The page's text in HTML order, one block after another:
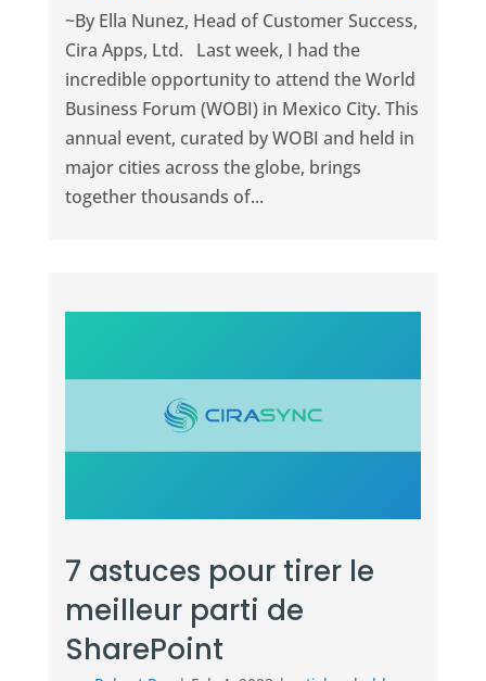
~By Ella Nunez, Head of Customer Success,
Cira Apps, Ltd. Last week, I had the
incredible opportunity to attend the World
Business Forum (WOBI) in Mexico City. This
annual event, curated by WOBI and held in
major cities across the globe, brings
together thousands of...
7 astuces pour tirer le
meilleur parti de
SharePoint